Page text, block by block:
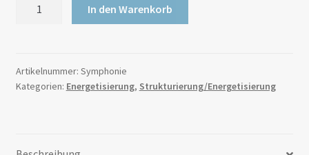
In den Warenkorb
Artikelnummer: Symphonie
Kategorien: Energetisierung, Strukturierung/Energetisierung